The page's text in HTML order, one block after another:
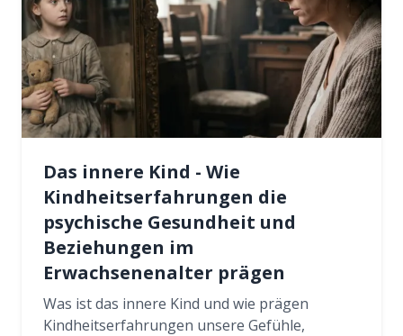
Das innere Kind - Wie
Kindheitserfahrungen die
psychische Gesundheit und
Beziehungen im
Erwachsenenalter prägen
Was ist das innere Kind und wie prägen
Kindheitserfahrungen unsere Gefühle,